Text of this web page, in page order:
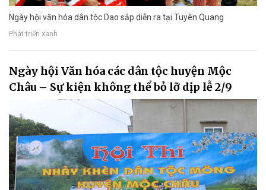
Ngày hội văn hóa dân tộc Dao sắp diễn ra tại Tuyên Quang
Phát triển xanh
Ngày hội Văn hóa các dân tộc huyện Mộc
Châu – Sự kiện không thể bỏ lỡ dịp lễ 2/9